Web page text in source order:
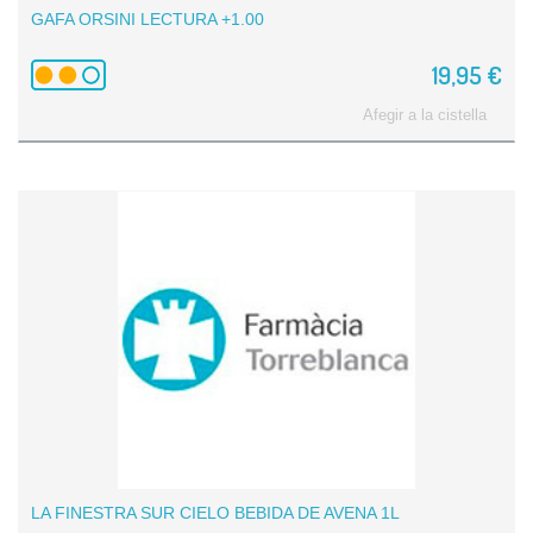
GAFA ORSINI LECTURA +1.00
19,95 €
Afegir a la cistella
LA FINESTRA SUR CIELO BEBIDA DE AVENA 1L